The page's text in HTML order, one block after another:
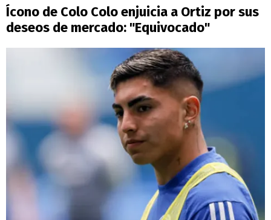
Ícono de Colo Colo enjuicia a Ortiz por sus
deseos de mercado: "Equivocado"